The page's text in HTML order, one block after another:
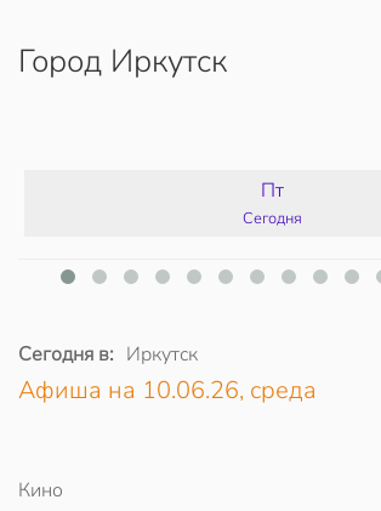
Перейти к содержимому
Город Иркутск
Пт
Сегодня
Сегодня в: Иркутск
Афиша на 10.06.26, среда
Кино